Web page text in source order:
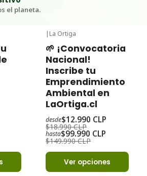
el planeta.
| La Ortiga
🌱 ¡Convocatoria
Nacional!
Inscribe tu
Emprendimiento
Ambiental en
LaOrtiga.cl
desde$12.990 CLP
$18.990 CLP
hasta$99.990 CLP
$149.990 CLP
Ver opciones